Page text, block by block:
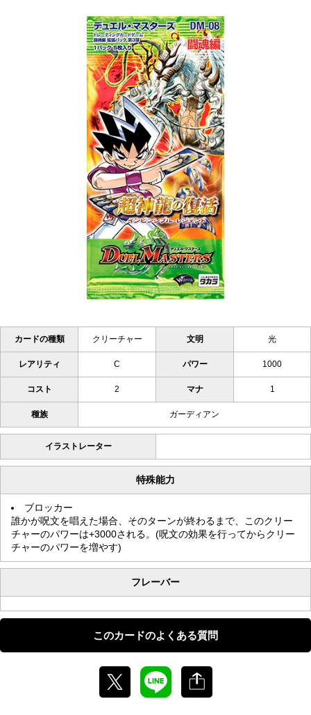
カードの種類 クリーチャー 文明 光
レアリティ C パワー 1000
コスト 2 マナ 1
種族 ガーディアン
イラストレーター
特殊能力
ブロッカー
誰かが呪文を唱えた場合、そのターンが終わるまで、このクリー
チャーのパワーは+3000される。(呪文の効果を行ってからクリー
チャーのパワーを増やす)
フレーバー
このカードのよくある質問